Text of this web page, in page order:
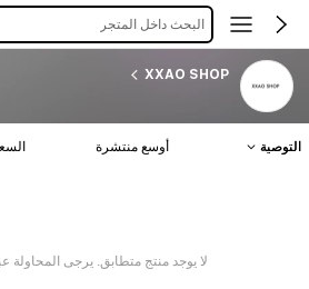
البحث داخل المتجر
XXAO SHOP
التوصية أوسع منتشرة
لا يوجد منتج متطابق. يرجى المحاولة